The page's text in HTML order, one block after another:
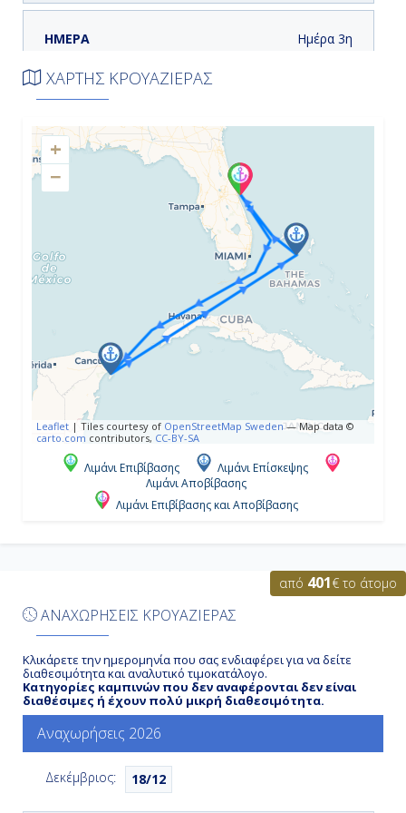
Ημέρα 3η
Εν Πλω
Ημέρα 5η
Γκρέϊτ Στίρουπ Κέϊ, Μπαχάμες
7:00
Πορτ Κανάβεραλ - Ορλάντο, Η.Π.Α.
Αποβίβαση
ΧΑΡΤΗΣ ΚΡΟΥΑΖΙΕΡΑΣ
+
−
Leaflet | Tiles courtesy of OpenStreetMap Sweden— Map data ©
carto.com contributors, CC-BY-SA
Λιμάνι Επιβίβασης
Λιμάνι Επίσκεψης
Λιμάνι Αποβίβασης
Λιμάνι Επιβίβασης και Αποβίβασης
ΑΝΑΧΩΡΗΣΕΙΣ ΚΡΟΥΑΖΙΕΡΑΣ
από 401€ το άτομο
Κλικάρετε την ημερομηνία που σας ενδιαφέρει για να δείτε
διαθεσιμότητα και αναλυτικό τιμοκατάλογο.
Κατηγορίες καμπινών που δεν αναφέρονται δεν είναι
διαθέσιμες ή έχουν πολύ μικρή διαθεσιμότητα.
Αναχωρήσεις 2026
Δεκέμβριος: 18/12